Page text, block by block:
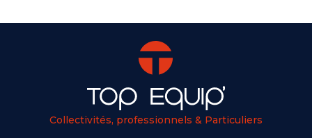
Collectivités, professionnels & Particuliers